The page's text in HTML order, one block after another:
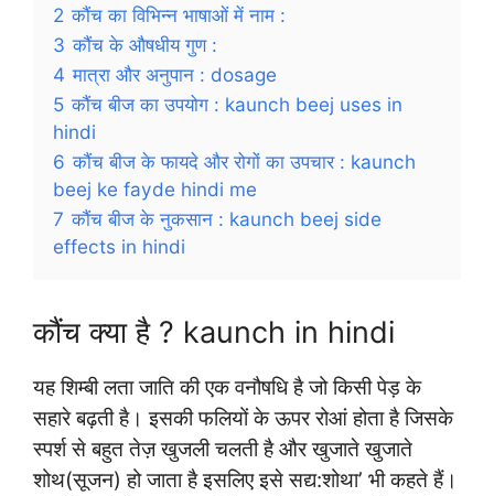
2 कौंच का विभिन्न भाषाओं में नाम :
3 कौंच के औषधीय गुण :
4 मात्रा और अनुपान : dosage
5 कौंच बीज का उपयोग : kaunch beej uses in
hindi
6 कौंच बीज के फायदे और रोगों का उपचार : kaunch
beej ke fayde hindi me
7 कौंच बीज के नुकसान : kaunch beej side
effects in hindi
कौंच क्या है ? kaunch in hindi
यह शिम्बी लता जाति की एक वनौषधि है जो किसी पेड़ के
सहारे बढ़ती है। इसकी फलियों के ऊपर रोआं होता है जिसके
स्पर्श से बहुत तेज़ खुजली चलती है और खुजाते खुजाते
शोथ(सूजन) हो जाता है इसलिए इसे सद्य:शोथा’ भी कहते हैं।